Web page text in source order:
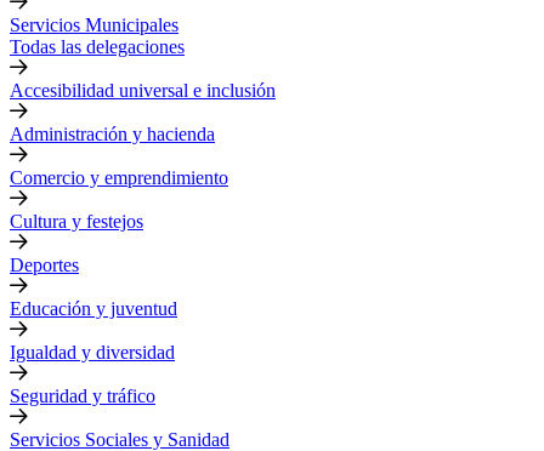
Servicios Municipales
Todas las delegaciones
Accesibilidad universal e inclusión
Administración y hacienda
Comercio y emprendimiento
Cultura y festejos
Deportes
Educación y juventud
Igualdad y diversidad
Seguridad y tráfico
Servicios Sociales y Sanidad